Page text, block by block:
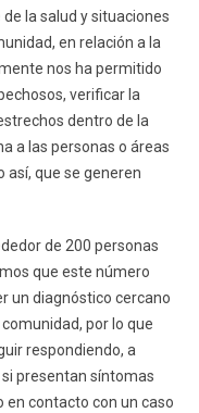
la salud y situaciones
en relación a la
nos ha permitido
verificar la
dentro de la
a las personas o áreas
así, que se generen
de 200 personas
que este número
un diagnóstico cercano
por lo que
respondiendo, a
presentan síntomas
en contacto con un caso